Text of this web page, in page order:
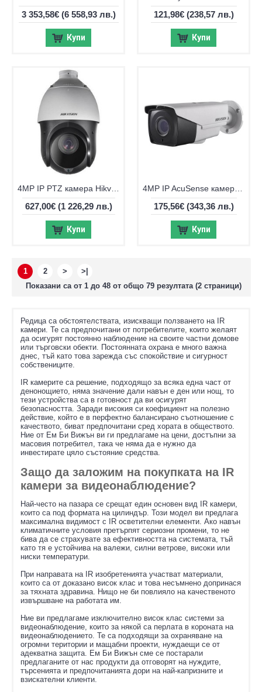
3 353,58€(6 558,93 лв.)
Купи
121,98€(238,57 лв.)
Купи
627,00€(1 226,29 лв.)
Купи
175,56€(343,36 лв.)
Купи
1 2 >
>|
Показани са от 1 до 48 от общо 79 резултата (2 страници)
Редица са обстоятелствата, изискващи ползването на IR
камери. Те са предпочитани от потребителите, които желаят
да осигурят постоянно наблюдение на своите частни домове
или търговски обекти. Постоянната охрана е много важна
днес, тъй като това зарежда със спокойствие и сигурност
собствениците.
IR камерите са решение, подходящо за всяка една част от
денонощието, няма значение дали навън е ден или нощ, то
тези устройства са в готовност да ви осигурят
безопасността. Заради високия си коефициент на полезно
действие, който е в перфектно балансирано съотношение с
качеството, биват предпочитани сред хората в обществото.
Ние от Ем Би Вижън ви ги предлагаме на цени, достъпни за
масовия потребител, така че няма да е нужно да
инвестирате цяло състояние средства.
Защо да заложим на покупката на IR
камери за видеонаблюдение?
Най-често на пазара се срещат един основен вид IR камери,
които са под формата на цилиндър. Този модел ви предлага
максимална видимост с IR осветителни елементи. Ако навън
климатичните условия претърпят сериозни промени, то не
бива да се страхувате за ефективността на системата, тъй
като тя е устойчива на валежи, силни ветрове, високи или
ниски температури.
При направата на IR изобретенията участват материали,
които са от доказано висок клас и това несъмнено допринася
за тяхната здравина. Нищо не би повлияло на качественото
извършване на работата им.
Ние ви предлагаме изключително висок клас системи за
видеонаблюдение, които за някой са перлата в короната на
видеонаблюдението. Те са подходящи за охраняване на
огромни територии и мащабни проекти, нуждаещи се от
адекватна защита. Ем Би Вижън сме се постарали
предлаганите от нас продукти да отговорят на нуждите,
търсенията и предпочитанията дори на най-капризните и
взискателни клиенти.